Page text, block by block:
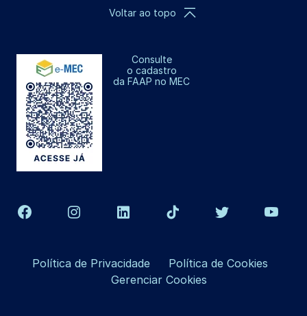
Consulte
o cadastro
da FAAP no MEC
Voltar ao topo
Política de Privacidade
Política de Cookies
Gerenciar Cookies